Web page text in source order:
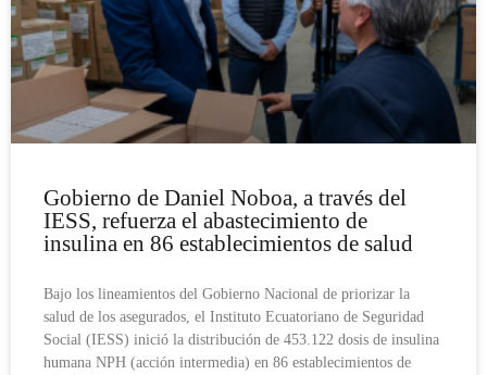
Gobierno de Daniel Noboa, a través del
IESS, refuerza el abastecimiento de
insulina en 86 establecimientos de salud
Bajo los lineamientos del Gobierno Nacional de priorizar la
salud de los asegurados, el Instituto Ecuatoriano de Seguridad
Social (IESS) inició la distribución de 453.122 dosis de insulina
humana NPH (acción intermedia) en 86 establecimientos de